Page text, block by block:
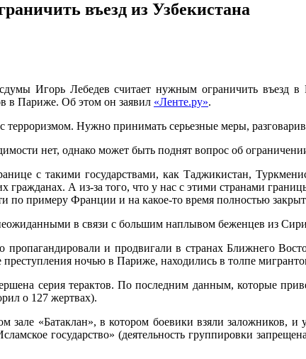
въезд из Узбекистана
Игорь Лебедев считает нужным ограничить въезд
в Париже. Об этом он заявил «Ленте.ру».
Нужно принимать серьезные меры,
нет, однако может быть поднят вопрос об
с такими государствами, как Таджикистан,
А из-за того, что у нас с этими странами
по примеру Франции и на какое-то время полностью
в связи с большим наплывом беженцев из
пропагандировали и продвигали в странах Ближнего
ночью в Париже, находились в толпе
серия терактов. По последним данным, которые
о 127 жертвах).
«Батаклан», в котором боевики взяли заложников, и
государство» (деятельность группировки